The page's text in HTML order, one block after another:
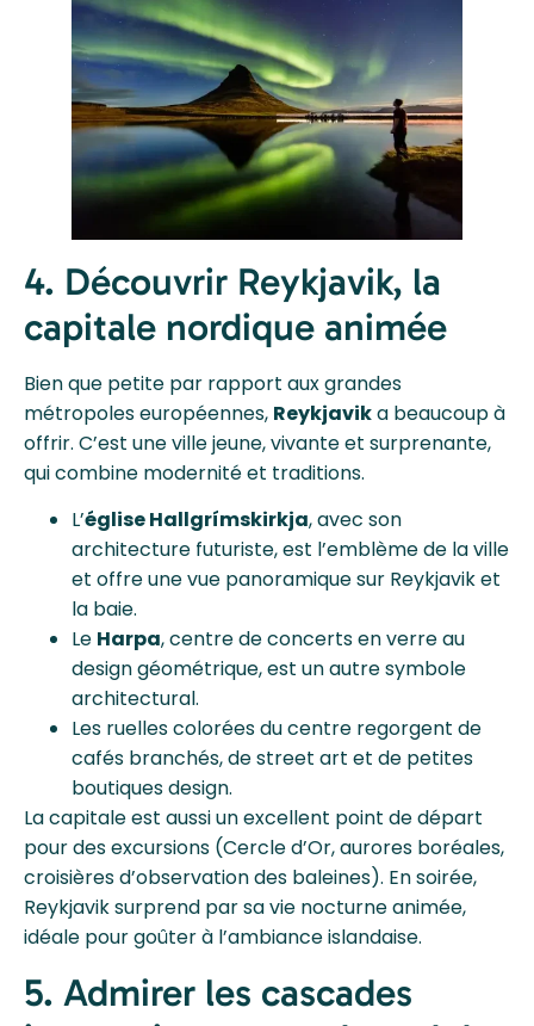
4. Découvrir Reykjavik, la
capitale nordique animée
Bien que petite par rapport aux grandes
métropoles européennes, Reykjavika beaucoup à
offrir. C’est une ville jeune, vivante et surprenante,
qui combine modernité et traditions.
L’église Hallgrímskirkja, avec son
architecture futuriste, est l’emblème de la ville
et offre une vue panoramique sur Reykjavik et
la baie.
Le Harpa, centre de concerts en verre au
design géométrique, est un autre symbole
architectural.
Les ruelles colorées du centre regorgent de
cafés branchés, de street art et de petites
boutiques design.
La capitale est aussi un excellent point de départ
pour des excursions (Cercle d’Or, aurores boréales,
croisières d’observation des baleines). En soirée,
Reykjavik surprend par sa vie nocturne animée,
idéale pour goûter à l’ambiance islandaise.
5. Admirer les cascades